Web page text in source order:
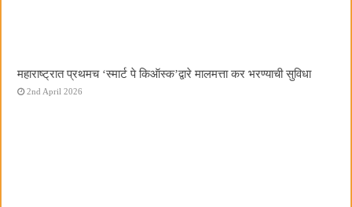
महाराष्ट्रात प्रथमच ‌‘स्मार्ट पे किऑस्क‌’द्वारे मालमत्ता कर भरण्याची सुविधा
2nd April 2026